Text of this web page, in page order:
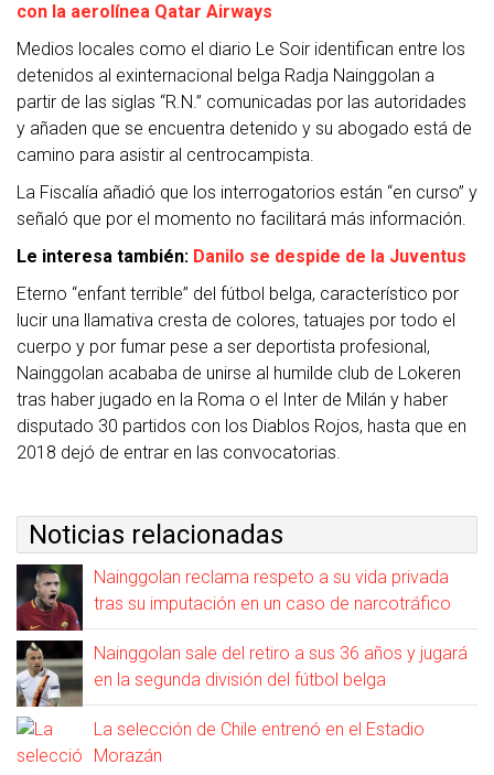
con la aerolínea Qatar Airways
Medios locales como el diario Le Soir identifican entre los
detenidos al exinternacional belga Radja Nainggolan a
partir de las siglas “R.N.” comunicadas por las autoridades
y añaden que se encuentra detenido y su abogado está de
camino para asistir al centrocampista.
La Fiscalía añadió que los interrogatorios están “en curso” y
señaló que por el momento no facilitará más información.
Le interesa también: Danilo se despide de la Juventus
Eterno “enfant terrible” del fútbol belga, característico por
lucir una llamativa cresta de colores, tatuajes por todo el
cuerpo y por fumar pese a ser deportista profesional,
Nainggolan acababa de unirse al humilde club de Lokeren
tras haber jugado en la Roma o el Inter de Milán y haber
disputado 30 partidos con los Diablos Rojos, hasta que en
2018 dejó de entrar en las convocatorias.
Noticias relacionadas
Nainggolan reclama respeto a su vida privada
tras su imputación en un caso de narcotráfico
Nainggolan sale del retiro a sus 36 años y jugará
en la segunda división del fútbol belga
La selección de Chile entrenó en el Estadio
Morazán